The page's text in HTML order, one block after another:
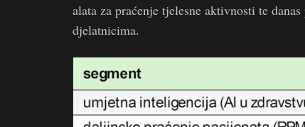
alata za praćenje tjelesne aktivnosti te
djelatnicima.